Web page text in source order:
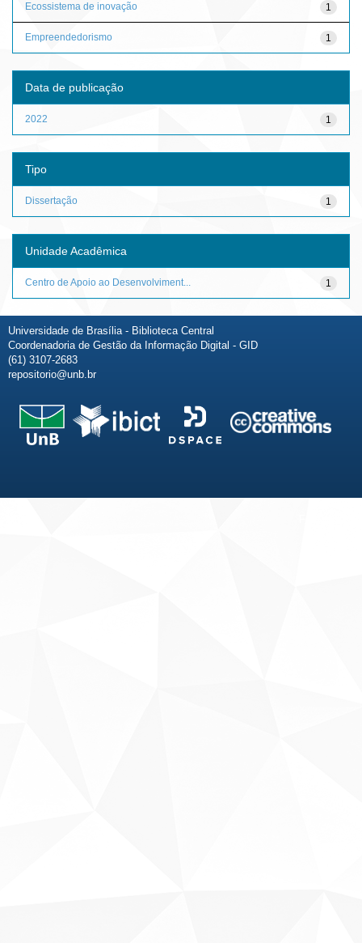
1
Ecossistema de inovação
1
Empreendedorismo
Data de publicação
1
2022
Tipo
1
Dissertação
Unidade Acadêmica
1
Centro de Apoio ao Desenvolviment...
Universidade de Brasília - Biblioteca Central
Coordenadoria de Gestão da Informação Digital - GID
(61) 3107-2683
repositorio@unb.br